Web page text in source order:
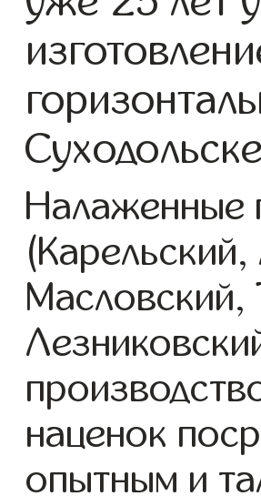
Налаженные
Масловский,
наценок
опытным и